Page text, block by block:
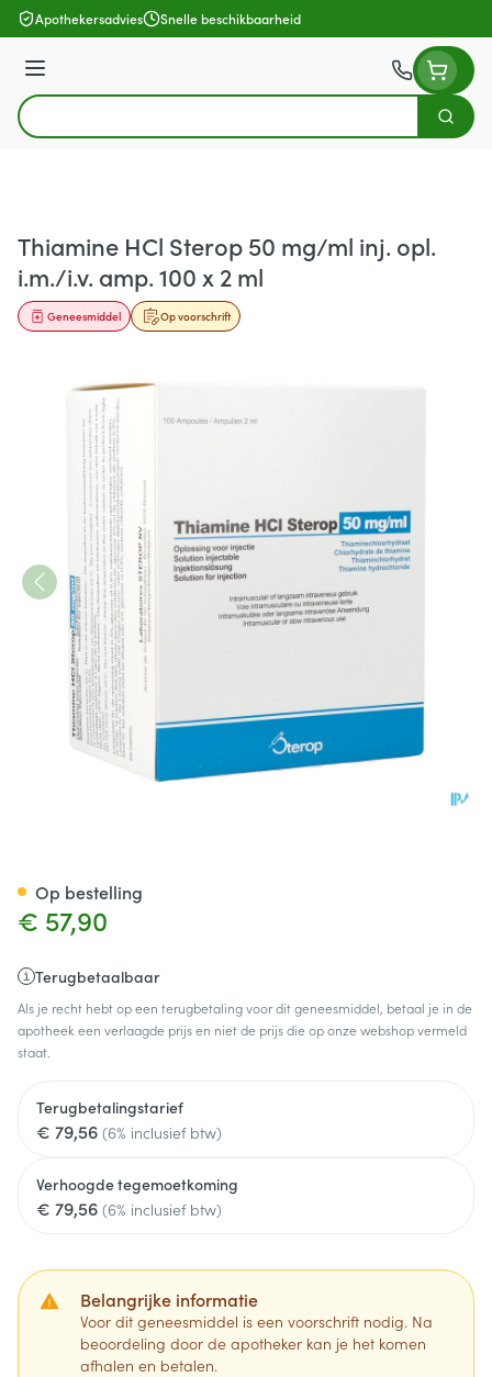
Ga naar de inhoud
Apothekersadvies Snelle beschikbaarheid
Menu
Product, merk, categorie...
Zoek
Thiamine HCl Sterop 50 mg/ml inj. opl.
i.m./i.v. amp. 100 x 2 ml
Op voorschrift
Geneesmiddel
€ 57,90
Terugbetaalbaar
Als je recht hebt op een terugbetaling voor dit geneesmiddel, betaal je in de
apotheek een verlaagde prijs en niet de prijs die op onze webshop vermeld
staat.
Terugbetalingstarief
€ 79,56 (6% inclusief btw)
Verhoogde tegemoetkoming
€ 79,56 (6% inclusief btw)
Belangrijke informatie
Voor dit geneesmiddel is een voorschrift nodig. Na
beoordeling door de apotheker kan je het komen
afhalen en betalen.
Op bestelling